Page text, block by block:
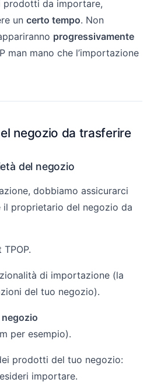
prodotti da importare,
un certo tempo. Non
progressivamente
man mano che l’importazione
negozio da trasferire
del negozio
dobbiamo assicurarci
proprietario del negozio da
di importazione (la
del tuo negozio).
negozio
per esempio).
prodotti del tuo negozio:
importare.